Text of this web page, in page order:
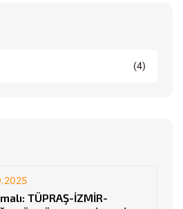
(4)
TÜPRAŞ-İZMİR-